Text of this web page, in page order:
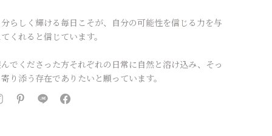
らしく輝ける毎日こそが、自分の可能性を信じる力を与
くれると信じています。
でくださった方それぞれの日常に自然と溶け込み、そっ
り添う存在でありたいと願っています。